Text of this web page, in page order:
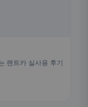
렌트카 실사용 후기